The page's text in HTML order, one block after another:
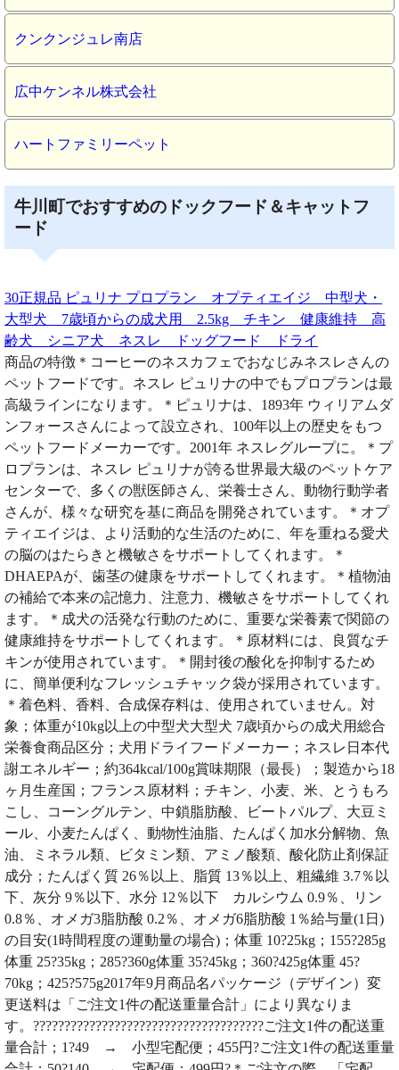
クンクンジュレ南店
広中ケンネル株式会社
ハートファミリーペット
牛川町でおすすめのドックフード＆キャットフ
ード
30正規品 ピュリナ プロプラン オプティエイジ 中型犬・
大型犬 7歳頃からの成犬用 2.5kg チキン 健康維持 高
齢犬 シニア犬 ネスレ ドッグフード ドライ
商品の特徴＊コーヒーのネスカフェでおなじみネスレさんの
ペットフードです。ネスレ ピュリナの中でもプロプランは最
高級ラインになります。＊ピュリナは、1893年 ウィリアムダ
ンフォースさんによって設立され、100年以上の歴史をもつ
ペットフードメーカーです。2001年 ネスレグループに。＊プ
ロプランは、ネスレ ピュリナが誇る世界最大級のペットケア
センターで、多くの獣医師さん、栄養士さん、動物行動学者
さんが、様々な研究を基に商品を開発されています。＊オプ
ティエイジは、より活動的な生活のために、年を重ねる愛犬
の脳のはたらきと機敏さをサポートしてくれます。＊
DHAEPAが、歯茎の健康をサポートしてくれます。＊植物油
の補給で本来の記憶力、注意力、機敏さをサポートしてくれ
ます。＊成犬の活発な行動のために、重要な栄養素で関節の
健康維持をサポートしてくれます。＊原材料には、良質なチ
キンが使用されています。＊開封後の酸化を抑制するため
に、簡単便利なフレッシュチャック袋が採用されています。
＊着色料、香料、合成保存料は、使用されていません。対
象；体重が10kg以上の中型犬大型犬 7歳頃からの成犬用総合
栄養食商品区分；犬用ドライフードメーカー；ネスレ日本代
謝エネルギー；約364kcal/100g賞味期限（最長）；製造から18
ヶ月生産国；フランス原材料；チキン、小麦、米、とうもろ
こし、コーングルテン、中鎖脂肪酸、ビートパルプ、大豆ミ
ール、小麦たんぱく、動物性油脂、たんぱく加水分解物、魚
油、ミネラル類、ビタミン類、アミノ酸類、酸化防止剤保証
成分；たんぱく質 26％以上、脂質 13％以上、粗繊維 3.7％以
下、灰分 9％以下、水分 12％以下 カルシウム 0.9％、リン
0.8％、オメガ3脂肪酸 0.2％、オメガ6脂肪酸 1％給与量(1日)
の目安(1時間程度の運動量の場合)；体重 10?25kg；155?285g
体重 25?35kg；285?360g体重 35?45kg；360?425g体重 45?
70kg；425?575g2017年9月商品名パッケージ（デザイン）変
更送料は「ご注文1件の配送重量合計」により異なりま
す。?????????????????????????????????????ご注文1件の配送重
量合計；1?49 → 小型宅配便；455円?ご注文1件の配送重量